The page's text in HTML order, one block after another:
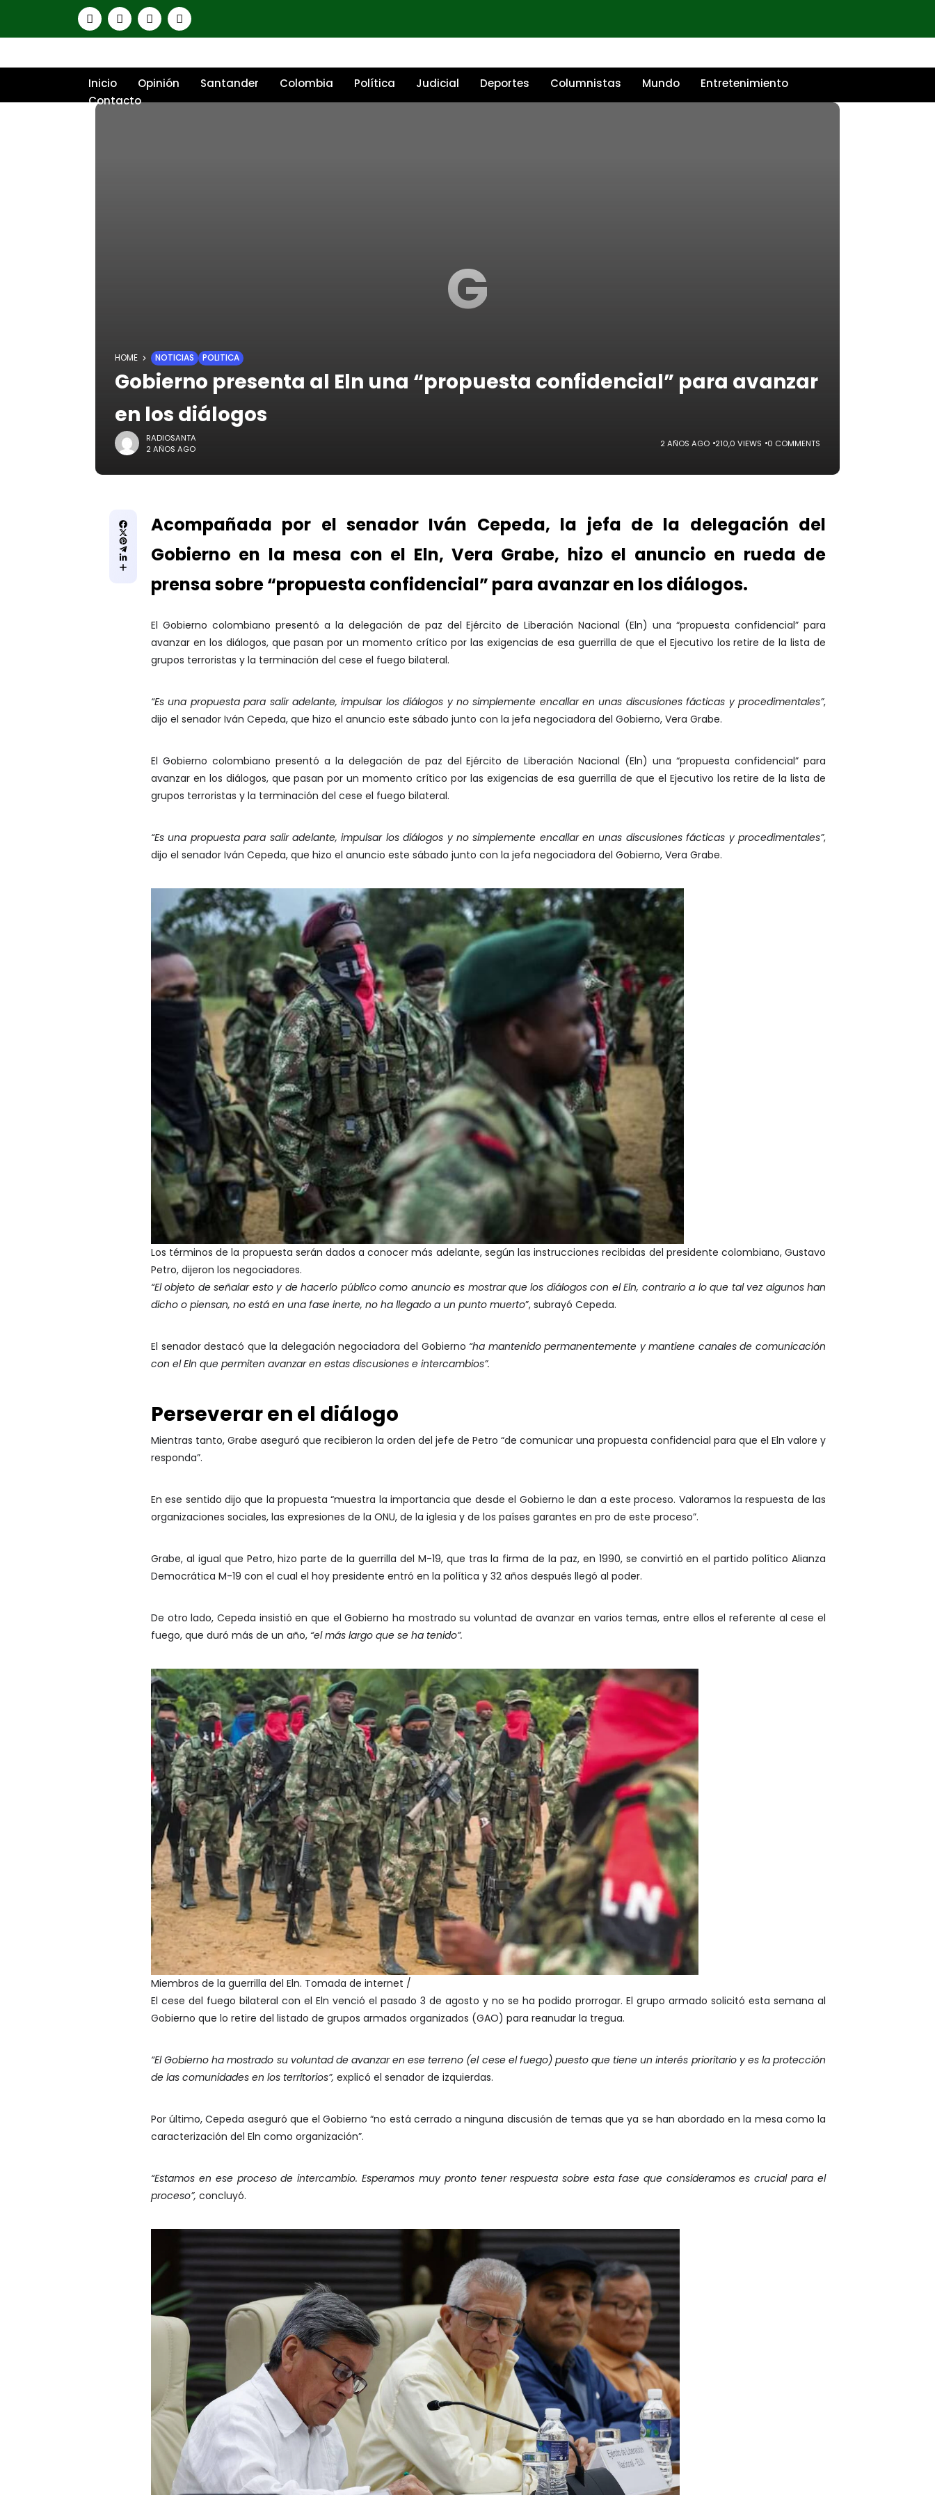
Inicio Opinión Santander Colombia Política Judicial Deportes Columnistas Mundo
Entretenimiento
Contacto
G
HOME NOTICIAS POLITICA
Gobierno presenta al Eln una “propuesta confidencial” para avanzar
en los diálogos
RADIOSANTA
2 AÑOS AGO
2 AÑOS AGO 210,0 VIEWS 0 COMMENTS
Acompañada por el senador Iván Cepeda, la jefa de la delegación del
Gobierno en la mesa con el Eln, Vera Grabe, hizo el anuncio en rueda de
prensa sobre “propuesta confidencial” para avanzar en los diálogos.
El Gobierno colombiano presentó a la delegación de paz del Ejército de Liberación Nacional (Eln) una “propuesta confidencial” para
avanzar en los diálogos, que pasan por un momento crítico por las exigencias de esa guerrilla de que el Ejecutivo los retire de la lista de
grupos terroristas y la terminación del cese el fuego bilateral.
“Es una propuesta para salir adelante, impulsar los diálogos y no simplemente encallar en unas discusiones fácticas y procedimentales”,
dijo el senador Iván Cepeda, que hizo el anuncio este sábado junto con la jefa negociadora del Gobierno, Vera Grabe.
El Gobierno colombiano presentó a la delegación de paz del Ejército de Liberación Nacional (Eln) una “propuesta confidencial” para
avanzar en los diálogos, que pasan por un momento crítico por las exigencias de esa guerrilla de que el Ejecutivo los retire de la lista de
grupos terroristas y la terminación del cese el fuego bilateral.
“Es una propuesta para salir adelante, impulsar los diálogos y no simplemente encallar en unas discusiones fácticas y procedimentales”,
dijo el senador Iván Cepeda, que hizo el anuncio este sábado junto con la jefa negociadora del Gobierno, Vera Grabe.
Los términos de la propuesta serán dados a conocer más adelante, según las instrucciones recibidas del presidente colombiano, Gustavo
Petro, dijeron los negociadores.
“El objeto de señalar esto y de hacerlo público como anuncio es mostrar que los diálogos con el Eln, contrario a lo que tal vez algunos han
dicho o piensan, no está en una fase inerte, no ha llegado a un punto muerto”, subrayó Cepeda.
El senador destacó que la delegación negociadora del Gobierno “ha mantenido permanentemente y mantiene canales de comunicación
con el Eln que permiten avanzar en estas discusiones e intercambios”.
Perseverar en el diálogo
Mientras tanto, Grabe aseguró que recibieron la orden del jefe de Petro “de comunicar una propuesta confidencial para que el Eln valore y
responda”.
En ese sentido dijo que la propuesta “muestra la importancia que desde el Gobierno le dan a este proceso. Valoramos la respuesta de las
organizaciones sociales, las expresiones de la ONU, de la iglesia y de los países garantes en pro de este proceso”.
Grabe, al igual que Petro, hizo parte de la guerrilla del M-19, que tras la firma de la paz, en 1990, se convirtió en el partido político Alianza
Democrática M-19 con el cual el hoy presidente entró en la política y 32 años después llegó al poder.
De otro lado, Cepeda insistió en que el Gobierno ha mostrado su voluntad de avanzar en varios temas, entre ellos el referente al cese el
fuego, que duró más de un año, “el más largo que se ha tenido”.
Miembros de la guerrilla del Eln. Tomada de internet /
El cese del fuego bilateral con el Eln venció el pasado 3 de agosto y no se ha podido prorrogar. El grupo armado solicitó esta semana al
Gobierno que lo retire del listado de grupos armados organizados (GAO) para reanudar la tregua.
“El Gobierno ha mostrado su voluntad de avanzar en ese terreno (el cese el fuego) puesto que tiene un interés prioritario y es la protección
de las comunidades en los territorios”, explicó el senador de izquierdas.
Por último, Cepeda aseguró que el Gobierno “no está cerrado a ninguna discusión de temas que ya se han abordado en la mesa como la
caracterización del Eln como organización”.
“Estamos en ese proceso de intercambio. Esperamos muy pronto tener respuesta sobre esta fase que consideramos es crucial para el
proceso”, concluyó.